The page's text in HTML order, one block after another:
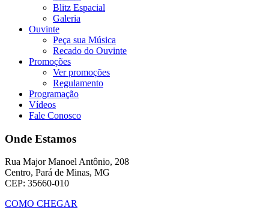
Blitz Espacial
Galeria
Ouvinte
Peça sua Música
Recado do Ouvinte
Promoções
Ver promoções
Regulamento
Programação
Vídeos
Fale Conosco
Onde Estamos
Rua Major Manoel Antônio, 208
Centro, Pará de Minas, MG
CEP: 35660-010
COMO CHEGAR